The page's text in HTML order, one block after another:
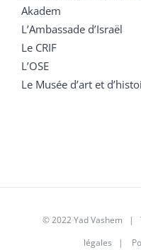
Akadem
L’Ambassade d’Israël
Le CRIF
L’OSE
Le Musée d’art et
© 2022 Yad Vashem |
légales |